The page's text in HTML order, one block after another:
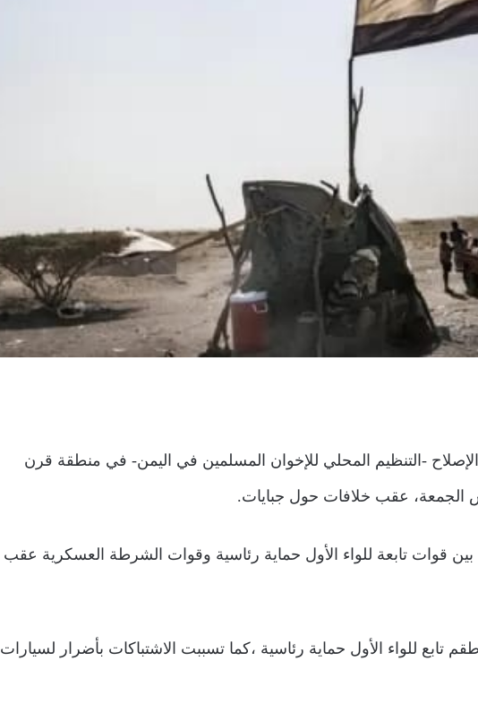
الإصلاح -التنظيم المحلي للإخوان المسلمين في اليمن- في منطقة قرن
الجمعة، عقب خلافات حول جبايات.
قوات تابعة للواء الأول حماية رئاسية وقوات الشرطة العسكرية عقب
تابع للواء الأول حماية رئاسية ،كما تسببت الاشتباكات بأضرار لسيارات